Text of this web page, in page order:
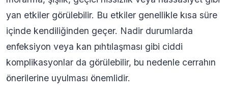
yan etkiler görülebilir. Bu etkiler genellikle kısa süre
içinde kendiliğinden geçer. Nadir durumlarda
enfeksiyon veya kan pıhtılaşması gibi ciddi
komplikasyonlar da görülebilir, bu nedenle cerrahın
önerilerine uyulması önemlidir.